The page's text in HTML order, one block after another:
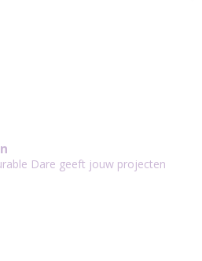
Dare geeft jouw projecten